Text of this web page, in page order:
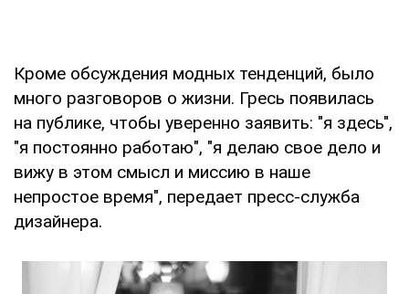
Кроме обсуждения модных тенденций, было
много разговоров о жизни. Гресь появилась
на публике, чтобы уверенно заявить: "я здесь",
"я постоянно работаю", "я делаю свое дело и
вижу в этом смысл и миссию в наше
непростое время", передает пресс-служба
дизайнера.